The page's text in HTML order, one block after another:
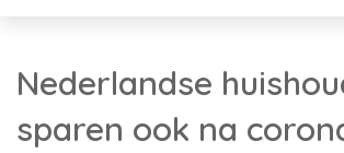
Nederlandse
sparen ook na